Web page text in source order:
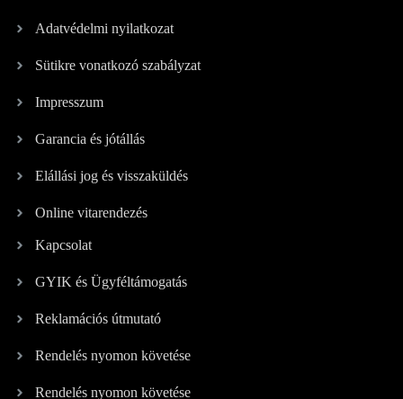
Adatvédelmi nyilatkozat
Sütikre vonatkozó szabályzat
Impresszum
Garancia és jótállás
Elállási jog és visszaküldés
Online vitarendezés
Kapcsolat
GYIK és Ügyféltámogatás
Reklamációs útmutató
Rendelés nyomon követése
Rendelés nyomon követése